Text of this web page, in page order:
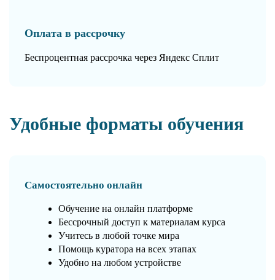
Оплата в рассрочку
Беспроцентная рассрочка через Яндекс Сплит
Удобные форматы обучения
Самостоятельно онлайн
Обучение на онлайн платформе
Бессрочный доступ к материалам курса
Учитесь в любой точке мира
Помощь куратора на всех этапах
Удобно на любом устройстве